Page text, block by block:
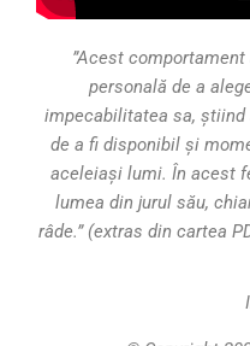
”Acest
personală de a
impecabilitatea sa,
de a fi disponibil și
aceleiași lumi. În acest
lumea din jurul său,
râde.” (extras din cartea